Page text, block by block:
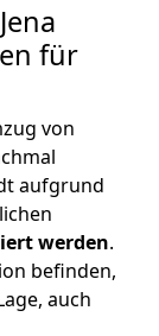
für
von
aufgrund
werden.
befinden,
auch